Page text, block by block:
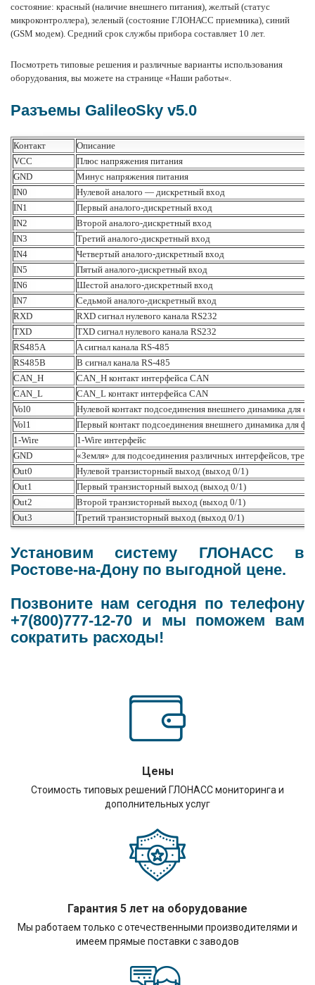
Цены
Стоимость типовых решений ГЛОНАСС мониторинга и
дополнительных услуг
Гарантия 5 лет на оборудование
Мы работаем только с отечественными производителями и
имеем прямые поставки с заводов
состояние: красный (наличие внешнего питания), желтый (статус
микроконтроллера), зеленый (состояние ГЛОНАСС приемника), синий
(GSM модем). Средний срок службы прибора составляет 10 лет.
Посмотреть типовые решения и различные варианты использования
оборудования, вы можете на странице «Наши работы«.
Разъемы GalileoSky v5.0
Контакт
Описание
VCC
Плюс напряжения питания
GND
Минус напряжения питания
IN0
Нулевой аналого — дискретный вход
IN1
Первый аналого-дискретный вход
IN2
Второй аналого-дискретный вход
IN3
Третий аналого-дискретный вход
IN4
Четвертый аналого-дискретный вход
IN5
Пятый аналого-дискретный вход
IN6
Шестой аналого-дискретный вход
IN7
Седьмой аналого-дискретный вход
RXD
RXD сигнал нулевого канала RS232
TXD
TXD сигнал нулевого канала RS232
RS485A
A сигнал канала RS-485
RS485B
B сигнал канала RS-485
CAN_H
CAN_H контакт интерфейса CAN
CAN_L
CAN_L контакт интерфейса CAN
Vol0
Нулевой контакт подсоединения внешнего динамика для
Vol1
Первый контакт подсоединения внешнего динамика для
1-Wire
1-Wire интерфейс
GND
«Земля» для подсоединения различных интерфейсов,
Out0
Нулевой транзисторный выход (выход 0/1)
Out1
Первый транзисторный выход (выход 0/1)
Out2
Второй транзисторный выход (выход 0/1)
Out3
Третий транзисторный выход (выход 0/1)
Установим систему ГЛОНАСС в
Ростове-на-Дону по выгодной цене.
Позвоните нам сегодня по телефону
+7(800)777-12-70 и мы поможем вам
сократить расходы!